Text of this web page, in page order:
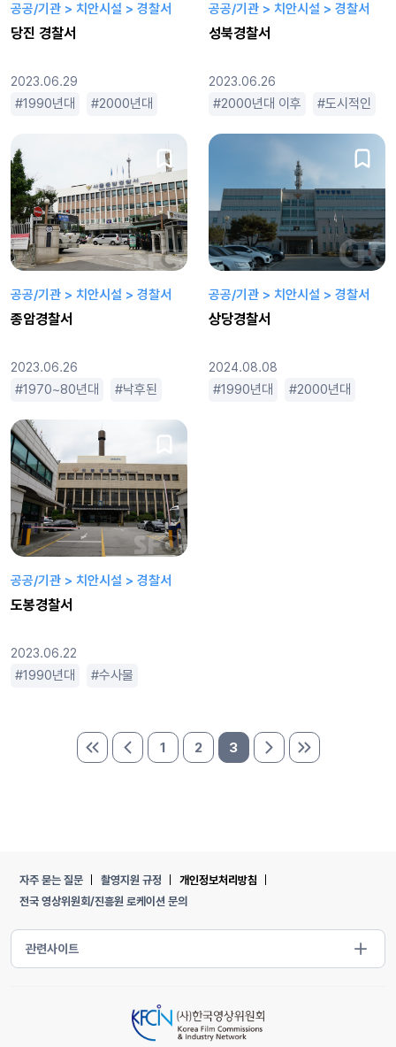
공공/기관 > 치안시설 > 경찰서
당진 경찰서
2023.06.29
1990년대 2000년대 2000년대 이후 근현대 넓은
공공/기관 > 치안시설 > 경찰서
성북경찰서
2023.06.26
2000년대 이후 도시적인
공공/기관 > 치안시설 > 경찰서
종암경찰서
2023.06.26
1970~80년대 낙후된 번화한 수사물 시끄러운
공공/기관 > 치안시설 > 경찰서
상당경찰서
2024.08.08
1990년대 2000년대
공공/기관 > 치안시설 > 경찰서
도봉경찰서
2023.06.22
1990년대 수사물
처음 페이지이전 페이지
1 2 3
다음 페이지마지막 페이지
자주 묻는 질문 촬영지원 규정
개인정보처리방침
전국 영상위원회/진흥원 로케이션 문의